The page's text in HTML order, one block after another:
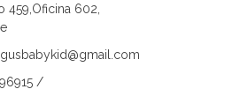
459,Oficina 602,
/